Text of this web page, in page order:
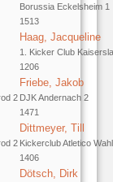
Borussia Eckelsheim 1
1513
Haag, Jacqueline
1. Kicker Club
1206
2
Friebe, Jakob
DJK Andernach 2
1471
2
Dittmeyer, Till
Kickerclub Atletico
1406
Dötsch, Dirk